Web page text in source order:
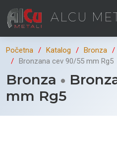
ALCU
Početna Katalog Bronza
Bronzana cev 90/55 mm Rg5
Bronza
mm Rg5